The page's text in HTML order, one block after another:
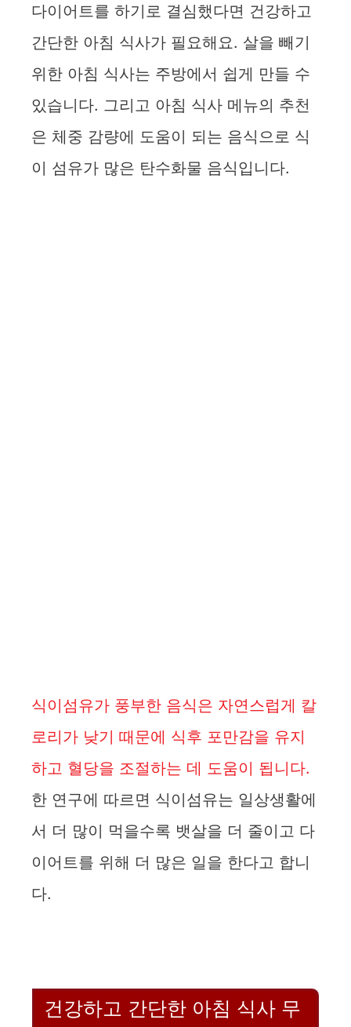
다이어트를 하기로 결심했다면 건강하고
간단한 아침 식사가 필요해요. 살을 빼기
위한 아침 식사는 주방에서 쉽게 만들 수
있습니다. 그리고 아침 식사 메뉴의 추천
은 체중 감량에 도움이 되는 음식으로 식
이 섬유가 많은 탄수화물 음식입니다.
식이섬유가 풍부한 음식은 자연스럽게 칼
로리가 낮기 때문에 식후 포만감을 유지
하고 혈당을 조절하는 데 도움이 됩니다.
한 연구에 따르면 식이섬유는 일상생활에
서 더 많이 먹을수록 뱃살을 더 줄이고 다
이어트를 위해 더 많은 일을 한다고 합니
다.
건강하고 간단한 아침 식사 무